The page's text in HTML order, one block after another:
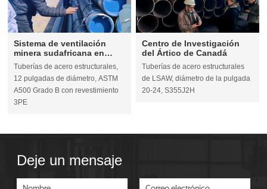
Sistema de ventilación
minera sudafricana en
Sudáfrica
Tuberías de acero estructurales,
12 pulgadas de diámetro, ASTM
A500 Grado B con revestimiento
3PE
Centro de Investigación
del Ártico de Canadá
Tuberías de acero estructurales
de LSAW, diámetro de la pulgada
20-24, S355J2H
Deje un mensaje